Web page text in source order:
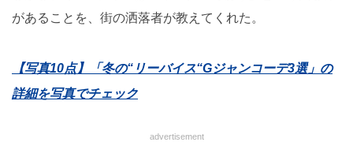
があることを、街の洒落者が教えてくれた。
【写真10点】「冬の“リーバイス“Gジャンコーデ3選」の
詳細を写真でチェック
advertisement